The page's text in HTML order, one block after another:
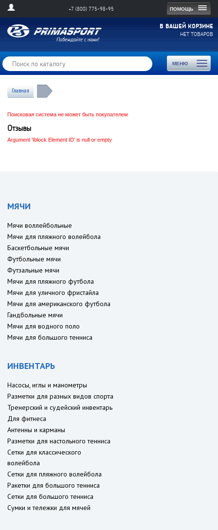
ПОМОЩЬ
+7 (800) 775-98-95
В ВАШЕЙ КОРЗИНЕ
НЕТ ТОВАРОВ
МЕНЮ
Toggle
Главная
Поисковая система не может быть покупателем
Отзывы
Argument 'Iblock Element ID' is null or empty
МЯЧИ
Мячи воллейбольные
Мячи для пляжного волейбола
Баскетбольные мячи
Футбольные мячи
Футзальные мячи
Мячи для пляжного футбола
Мячи для уличного фристайла
Мячи для американского футбола
Гандбольные мячи
Мячи для водного поло
Мячи для большого тенниса
ИНВЕНТАРЬ
Насосы, иглы и манометры
Разметки для разных видов спорта
Тренерский и судейский инвентарь
Для фитнеса
Антенны и карманы
Разметки для настольного тенниса
Сетки для классического
волейбола
Сетки для пляжного волейбола
Ракетки для большого тенниса
Сетки для большого тенниса
Сумки и тележки для мячей